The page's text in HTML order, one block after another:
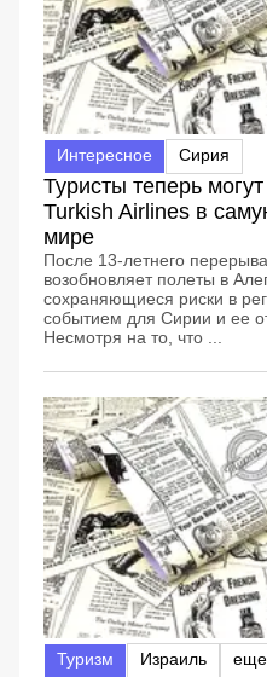
Интересное Сирия
Туристы теперь
Turkish Airlines в
мире
После 13-летнего
возобновляет полеты в
сохраняющиеся риски в
событием для Сирии и ее
Несмотря на то, что ...
Туризм Израиль еще